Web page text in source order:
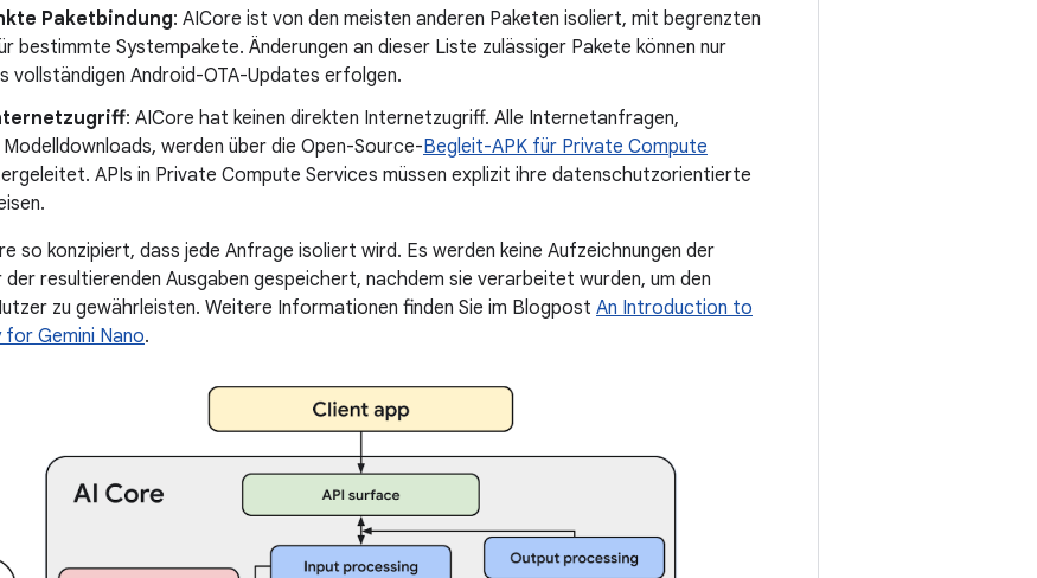
Paketbindung: AICore ist von den meisten anderen Paketen isoliert, mit begrenzten
bestimmte Systempakete. Änderungen an dieser Liste zulässiger Pakete können nur
vollständigen Android-OTA-Updates erfolgen.
: AICore hat keinen direkten Internetzugriff. Alle Internetanfragen,
werden über die Open-Source-Begleit-APK für Private Compute
APIs in Private Compute Services müssen explizit ihre datenschutzorientierte
so konzipiert, dass jede Anfrage isoliert wird. Es werden keine Aufzeichnungen der
resultierenden Ausgaben gespeichert, nachdem sie verarbeitet wurden, um den
zu gewährleisten. Weitere Informationen finden Sie im Blogpost An Introduction to
Gemini Nano.